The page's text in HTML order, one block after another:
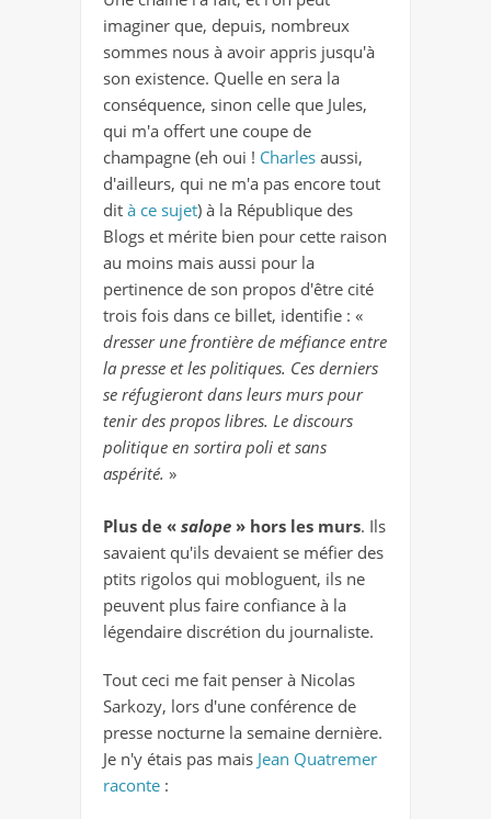
imaginer que, depuis, nombreux
sommes nous à avoir appris jusqu'à
son existence. Quelle en sera la
conséquence, sinon celle que Jules,
qui m'a offert une coupe de
champagne (eh oui ! Charles aussi,
d'ailleurs, qui ne m'a pas encore tout
dit à ce sujet) à la République des
Blogs et mérite bien pour cette raison
au moins mais aussi pour la
pertinence de son propos d'être cité
trois fois dans ce billet, identifie : «
dresser une frontière de méfiance entre
la presse et les politiques. Ces derniers
se réfugieront dans leurs murs pour
tenir des propos libres. Le discours
politique en sortira poli et sans
aspérité. »
Plus de « salope » hors les murs. Ils
savaient qu'ils devaient se méfier des
ptits rigolos qui mobloguent, ils ne
peuvent plus faire confiance à la
légendaire discrétion du journaliste.
Tout ceci me fait penser à Nicolas
Sarkozy, lors d'une conférence de
presse nocturne la semaine dernière.
Je n'y étais pas mais Jean Quatremer
raconte :